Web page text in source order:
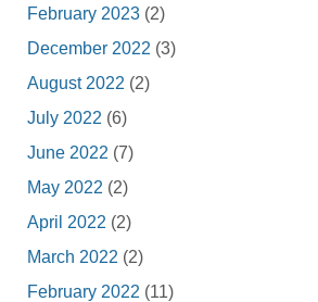
February 2023 (2)
December 2022 (3)
August 2022 (2)
July 2022 (6)
June 2022 (7)
May 2022 (2)
April 2022 (2)
March 2022 (2)
February 2022 (11)